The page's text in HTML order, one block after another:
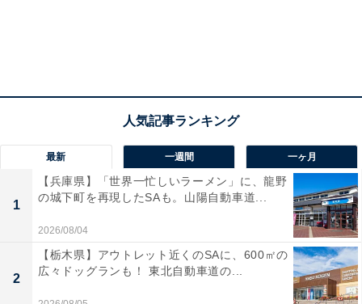
最新 一週間 一ヶ月
1
【兵庫県】「世界一忙しいラーメン」に、龍野
の城下町を再現したSAも。山陽自動車道...
2026/08/04
2
【栃木県】アウトレット近くのSAに、600㎡の
広々ドッグランも！ 東北自動車道の...